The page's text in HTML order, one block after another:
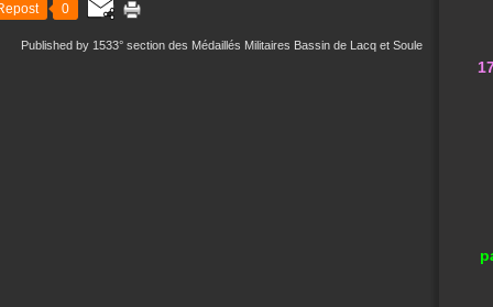
0
Published by 1533° section des Médaillés Militaires Bassin de Lacq et Soule